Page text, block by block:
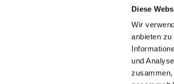
Diese
Wir
anbieten
und